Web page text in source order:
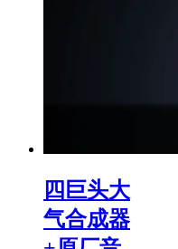
四巨头大
气合成器